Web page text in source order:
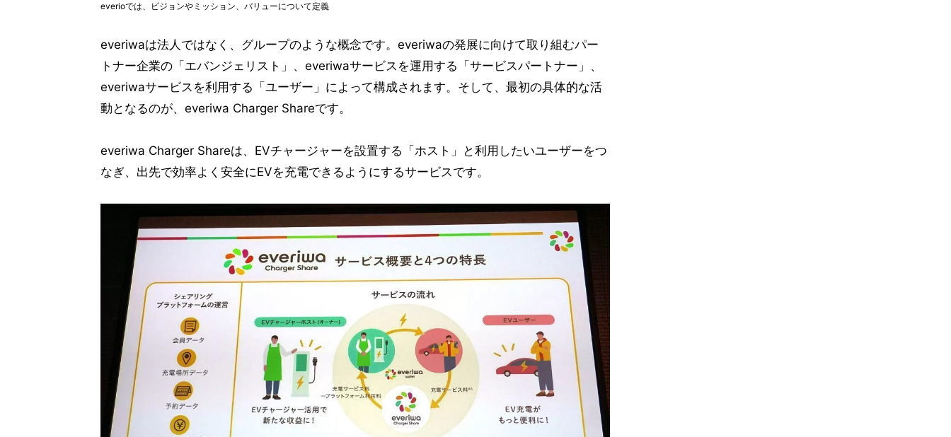
everioでは、ビジョンやミッション、バリューについて定義
everiwaは法人ではなく、グループのような概念です。everiwaの発展に向けて取り組むパー
トナー企業の「エバンジェリスト」、everiwaサービスを運用する「サービスパートナー」、
everiwaサービスを利用する「ユーザー」によって構成されます。そして、最初の具体的な活
動となるのが、everiwa Charger Shareです。
everiwa Charger Shareは、EVチャージャーを設置する「ホスト」と利用したいユーザーをつ
なぎ、出先で効率よく安全にEVを充電できるようにするサービスです。